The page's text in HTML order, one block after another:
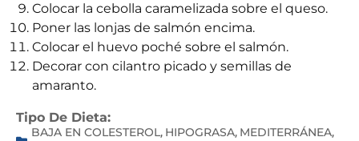
Colocar la cebolla caramelizada sobre el queso.
Poner las lonjas de salmón encima.
Colocar el huevo poché sobre el salmón.
Decorar con cilantro picado y semillas de
amaranto.
Tipo De Dieta:
BAJA EN COLESTEROL, HIPOGRASA, MEDITERRÁNEA,